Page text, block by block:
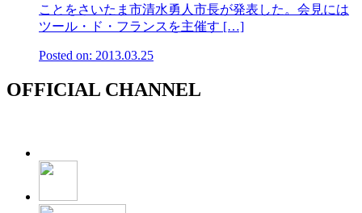
ことをさいたま市清水勇人市長が発表した。会見には
ツール・ド・フランスを主催す […]
Posted on: 2013.03.25
OFFICIAL CHANNEL